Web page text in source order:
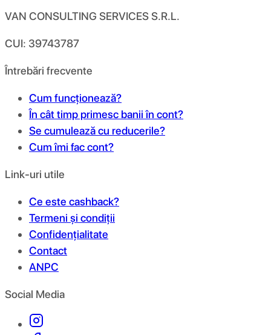
VAN CONSULTING SERVICES S.R.L.
CUI: 39743787
Întrebări frecvente
Cum funcționează?
În cât timp primesc banii în cont?
Se cumulează cu reducerile?
Cum îmi fac cont?
Link-uri utile
Ce este cashback?
Termeni și condiții
Confidențialitate
Contact
ANPC
Social Media